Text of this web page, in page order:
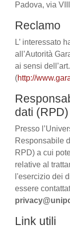
Padova, via
Reclamo
L’ interessato
all’Autorità
ai sensi
(http://
dati (RPD)
Presso
Responsabile
RPD) a cui
relative al
l'esercizio dei
essere
Link utili